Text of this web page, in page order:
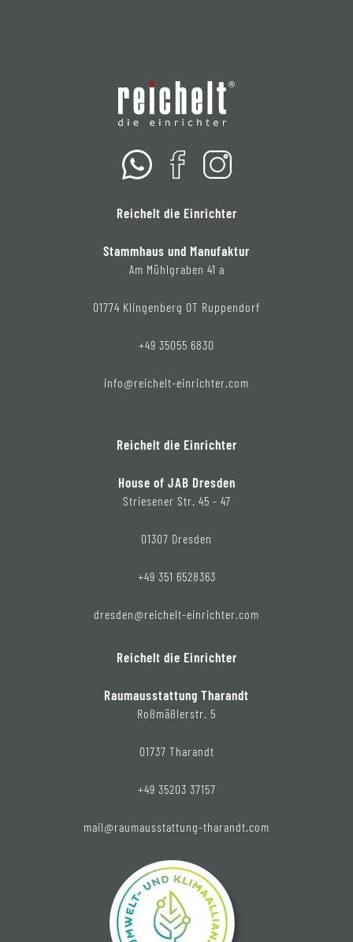
Reichelt die Einrichter
Stammhaus und Manufaktur
Am Mühlgraben 41 a
01774 Klingenberg OT Ruppendorf
+49 35055 6830
info@reichelt-einrichter.com
Reichelt die Einrichter
House of JAB Dresden
Striesener Str. 45 - 47
01307 Dresden
+49 351 6528363
dresden@reichelt-einrichter.com
Reichelt die Einrichter
Raumausstattung Tharandt
Roßmäßlerstr. 5
01737 Tharandt
+49 35203 37157
mail@raumausstattung-tharandt.com